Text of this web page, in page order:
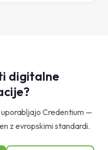
digitalne
Credentium —
z evropskimi standardi.